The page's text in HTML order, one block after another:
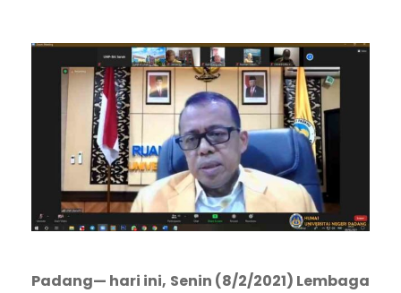
Padang— hari ini, Senin (8/2/2021) Lembaga